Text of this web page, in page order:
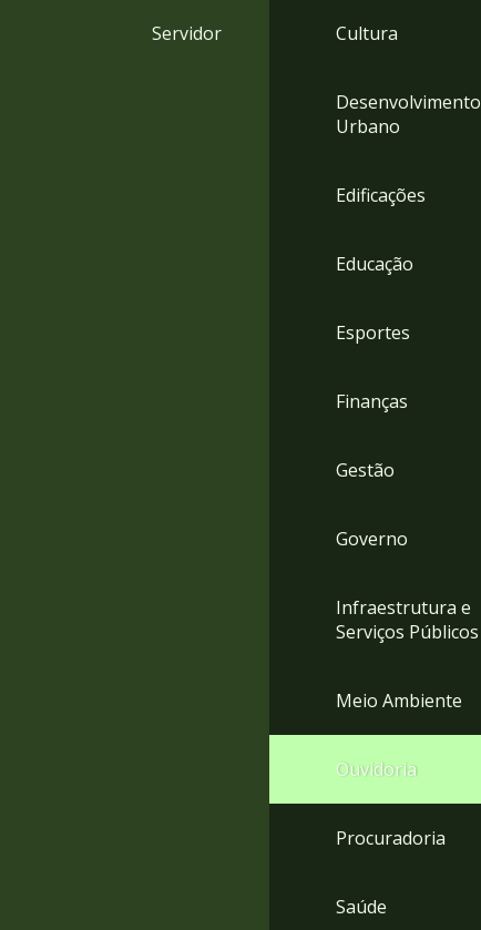
Servidor Cultura
Desenvolvimento
Urbano
Edificações
Educação
Esportes
Finanças
Gestão
Governo
Infraestrutura e
Serviços Públicos
Meio Ambiente
Ouvidoria
Procuradoria
Saúde